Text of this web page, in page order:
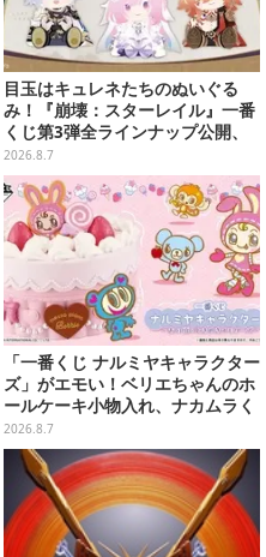
目玉はキュレネたちのぬいぐる
み！『崩壊：スターレイル』一番
くじ第3弾全ラインナップ公開、
美麗ビジュアルのアクリルボード
など用意
2026.8.7
「一番くじ ナルミヤキャラクター
ズ」がエモい！ベリエちゃんのホ
ールケーキ小物入れ、ナカムラく
んのマスコットなどがズラリ
2026.8.7